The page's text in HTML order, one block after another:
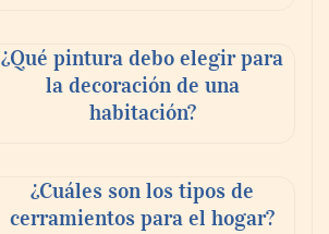
¿Qué pintura debo elegir para
la decoración de una
habitación?
¿Cuáles son los tipos de
cerramientos para el hogar?